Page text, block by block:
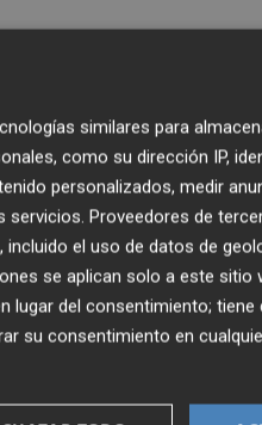
similares para
como su dirección IP,
personalizados, medir
servicios. Proveedores de
el uso de datos de
se aplican solo a este sitio
lugar del consentimiento; tiene
su consentimiento en